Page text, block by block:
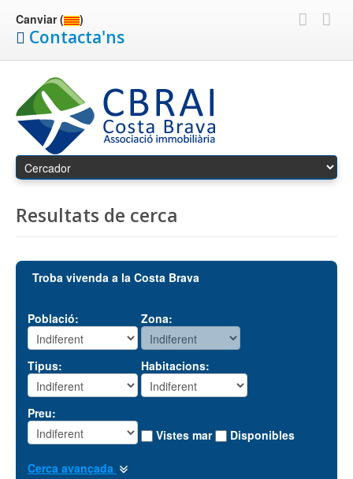
Canviar ( )
Contacta'ns
Resultats de cerca
Troba vivenda a la Costa Brava
Població: Zona:
Tipus: Habitacions:
Preu:
Vistes mar
Disponibles
Cerca avançada